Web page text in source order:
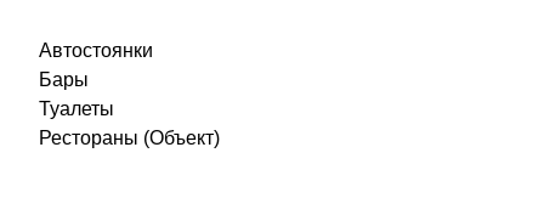
Автостоянки
Бары
Туалеты
Рестораны (Объект)